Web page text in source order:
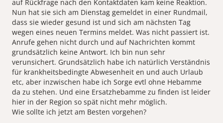
auf Rückfrage nach den Kontaktdaten kam keine Reaktion.
Nun hat sie sich am Dienstag gemeldet in einer Rundmail,
dass sie wieder gesund ist und sich am nächsten Tag
wegen eines neuen Termins meldet. Was nicht passiert ist.
Anrufe gehen nicht durch und auf Nachrichten kommt
grundsätzlich keine Antwort. Ich bin nun sehr
verunsichert. Grundsätzlich habe ich natürlich Verständnis
für krankheitsbedingte Abwesenheit en und auch Urlaub
etc, aber inzwischen habe ich Sorge evtl ohne Hebamme
da zu stehen. Und eine Ersatzhebamme zu finden ist leider
hier in der Region so spät nicht mehr möglich.
Wie sollte ich jetzt am Besten vorgehen?